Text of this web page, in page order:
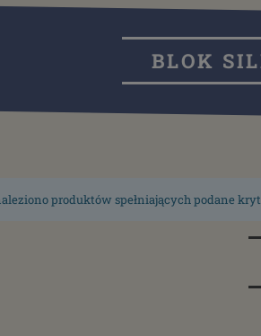
BLOK
produktów spełniających podane